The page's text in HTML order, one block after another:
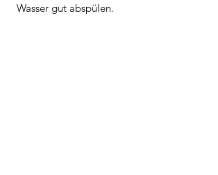
Wasser gut abspülen.